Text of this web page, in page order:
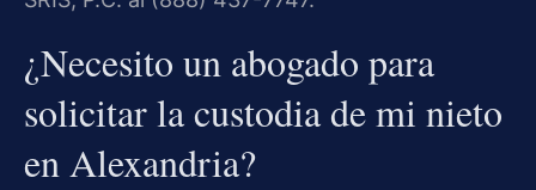
¿Necesito un abogado para
solicitar la custodia de mi nieto
en Alexandria?